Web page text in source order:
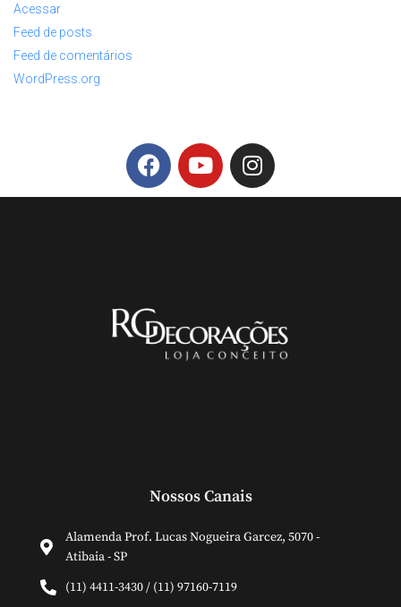
Acessar
Feed de posts
Feed de comentários
WordPress.org
Nossos Canais
Alamenda Prof. Lucas Nogueira Garcez, 5070 -
Atibaia - SP
(11) 4411-3430 / (11) 97160-7119